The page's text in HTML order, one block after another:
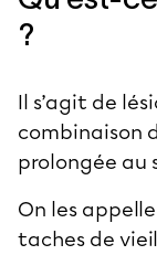
?
Il s’agit de
combinaison
prolongée au
On les
taches de